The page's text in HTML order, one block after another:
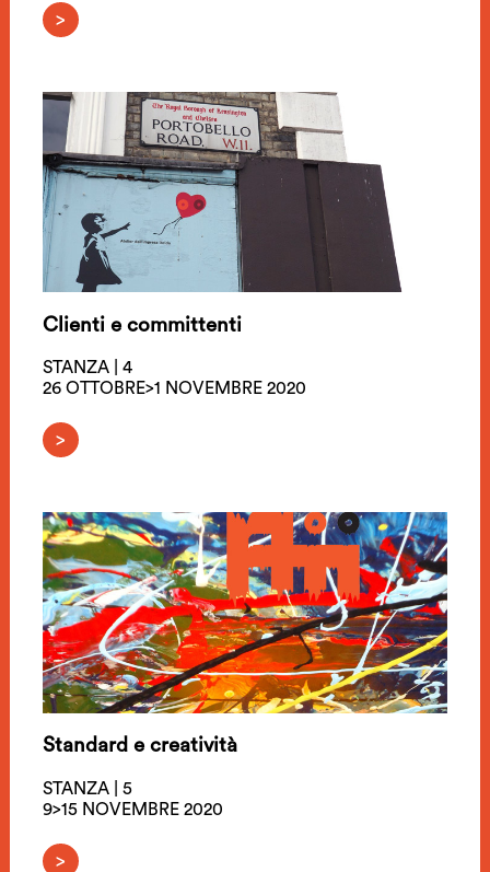
>
Clienti e committenti
STANZA | 4
26 OTTOBRE>1 NOVEMBRE 2020
>
Standard e creatività
STANZA | 5
9>15 NOVEMBRE 2020
>